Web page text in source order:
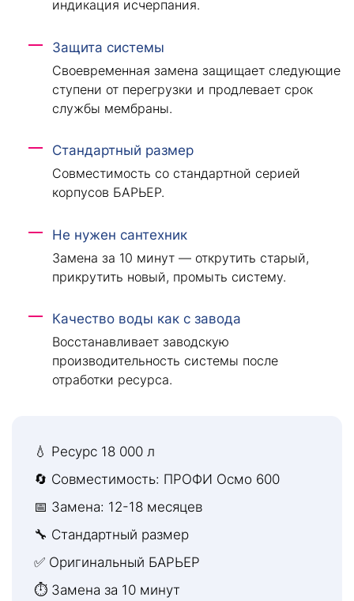
индикация исчерпания.
Защита системы
Своевременная замена защищает следующие
ступени от перегрузки и продлевает срок
службы мембраны.
Стандартный размер
Совместимость со стандартной серией
корпусов БАРЬЕР.
Не нужен сантехник
Замена за 10 минут — открутить старый,
прикрутить новый, промыть систему.
Качество воды как с завода
Восстанавливает заводскую
производительность системы после
отработки ресурса.
💧 Ресурс 18 000 л
🔄 Совместимость: ПРОФИ Осмо 600
📅 Замена: 12-18 месяцев
🔧 Стандартный размер
✅ Оригинальный БАРЬЕР
⏱ Замена за 10 минут